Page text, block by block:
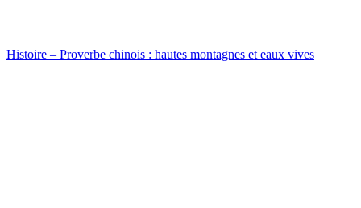
Histoire – Proverbe chinois : hautes montagnes et eaux vives